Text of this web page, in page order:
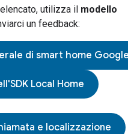
utilizza il modello
un feedback:
di smart home
Local Home
e localizzazione